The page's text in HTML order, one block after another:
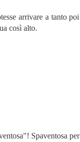
arrivare a tanto poi
così alto.
Spaventosa per